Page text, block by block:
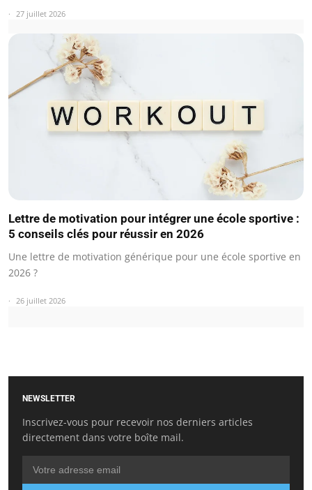
27 juillet 2026
Lettre de motivation pour intégrer une école sportive :
5 conseils clés pour réussir en 2026
Une lettre de motivation générique pour une école sportive en
2026 ?
26 juillet 2026
NEWSLETTER
Inscrivez-vous pour recevoir nos derniers articles
directement dans votre boîte mail.